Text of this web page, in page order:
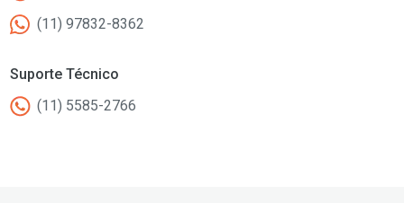
(11) 97832-8362
Suporte Técnico
(11) 5585-2766